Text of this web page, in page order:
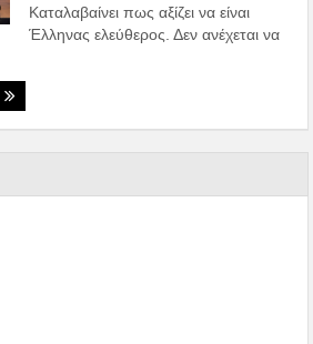
Καταλαβαίνει πως αξίζει να είναι
Έλληνας ελεύθερος. Δεν ανέχεται να